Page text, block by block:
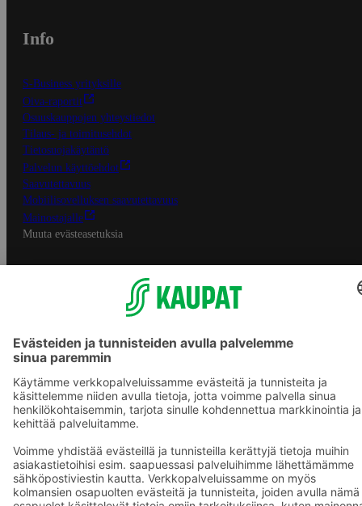
Info
S-Business yrityksille
Oiva-raportit
Osuuskauppojen yhteystiedot
Tilaus- ja toimitusehdot
Tietosuojakäytäntö
Palvelun käyttöehdot
Saavutettavuus
Mobiilisovelluksen saavutettavuus
Mainostajalle
Muuta evästeasetuksia
S-ryhmän palvelut
S-ryhmä
Asiakasomistajuus
Yhteishyvä Ruoka -sovellus
S-ostoslista -sovellus
Prisma.fi
Sokos.fi
S-Pankki
Yhteishyvä
Sokos Hotels
Raflaamo